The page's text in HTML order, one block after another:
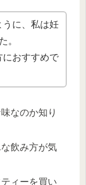
うに、私は妊
。
におすすめで
なのか知り
飲み方が気
ィーを買い